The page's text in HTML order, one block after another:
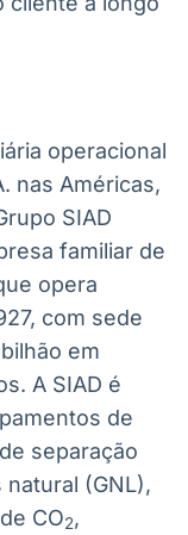
operacional
nas Américas,
SIAD
familiar de
opera
com sede
em
A SIAD é
de
separação
(GNL),
CO2,